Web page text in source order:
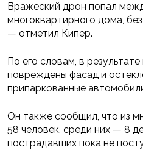
Вражеский дрон попал
многоквартирного дома,
— отметил Кипер.
По его словам, в
повреждены фасад и
припаркованные
Он также сообщил, что из
58 человек, среди них — 8
пострадавших пока не